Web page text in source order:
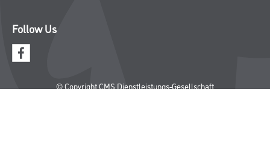
Follow Us
© Copyright CMS Dienstleistungs-Gesellschaft